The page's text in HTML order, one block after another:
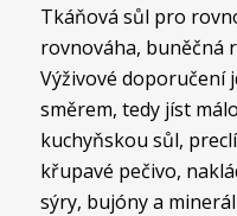
Tkáňová sůl pro
rovnováha, buněčná
Výživové doporučení
směrem, tedy jíst
kuchyňskou sůl,
křupavé pečivo,
sýry, bujóny a